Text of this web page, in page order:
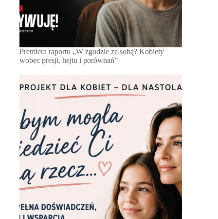
Premiera raportu „W zgodzie ze sobą? Kobiety
wobec presji, hejtu i porównań”